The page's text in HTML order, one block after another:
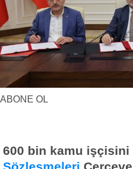
Yerel Haberler
Faydalı Bilgiler
ABONE OL
600 bin kamu